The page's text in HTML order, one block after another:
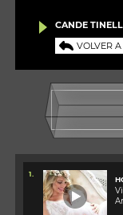
CANDE
VOLVER
1.